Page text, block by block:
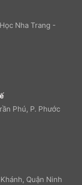
Nha Trang -
Phú, P. Phước
Quận Ninh